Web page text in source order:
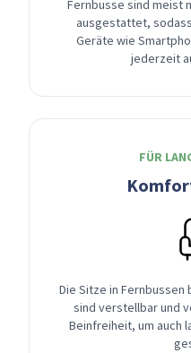
Fernbusse sind meist
ausgestattet,
Geräte wie
jederzeit
FÜR
Die Sitze in
sind verstellbar und
Beinfreiheit, um auch